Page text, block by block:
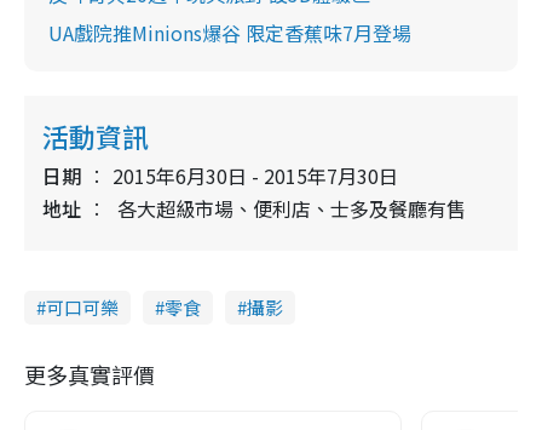
UA戲院推Minions爆谷 限定香蕉味7月登場
活動資訊
日期
2015年6月30日 - 2015年7月30日
地址
各大超級市場、便利店、士多及餐廳有售
可口可樂 零食 攝影
更多真實評價